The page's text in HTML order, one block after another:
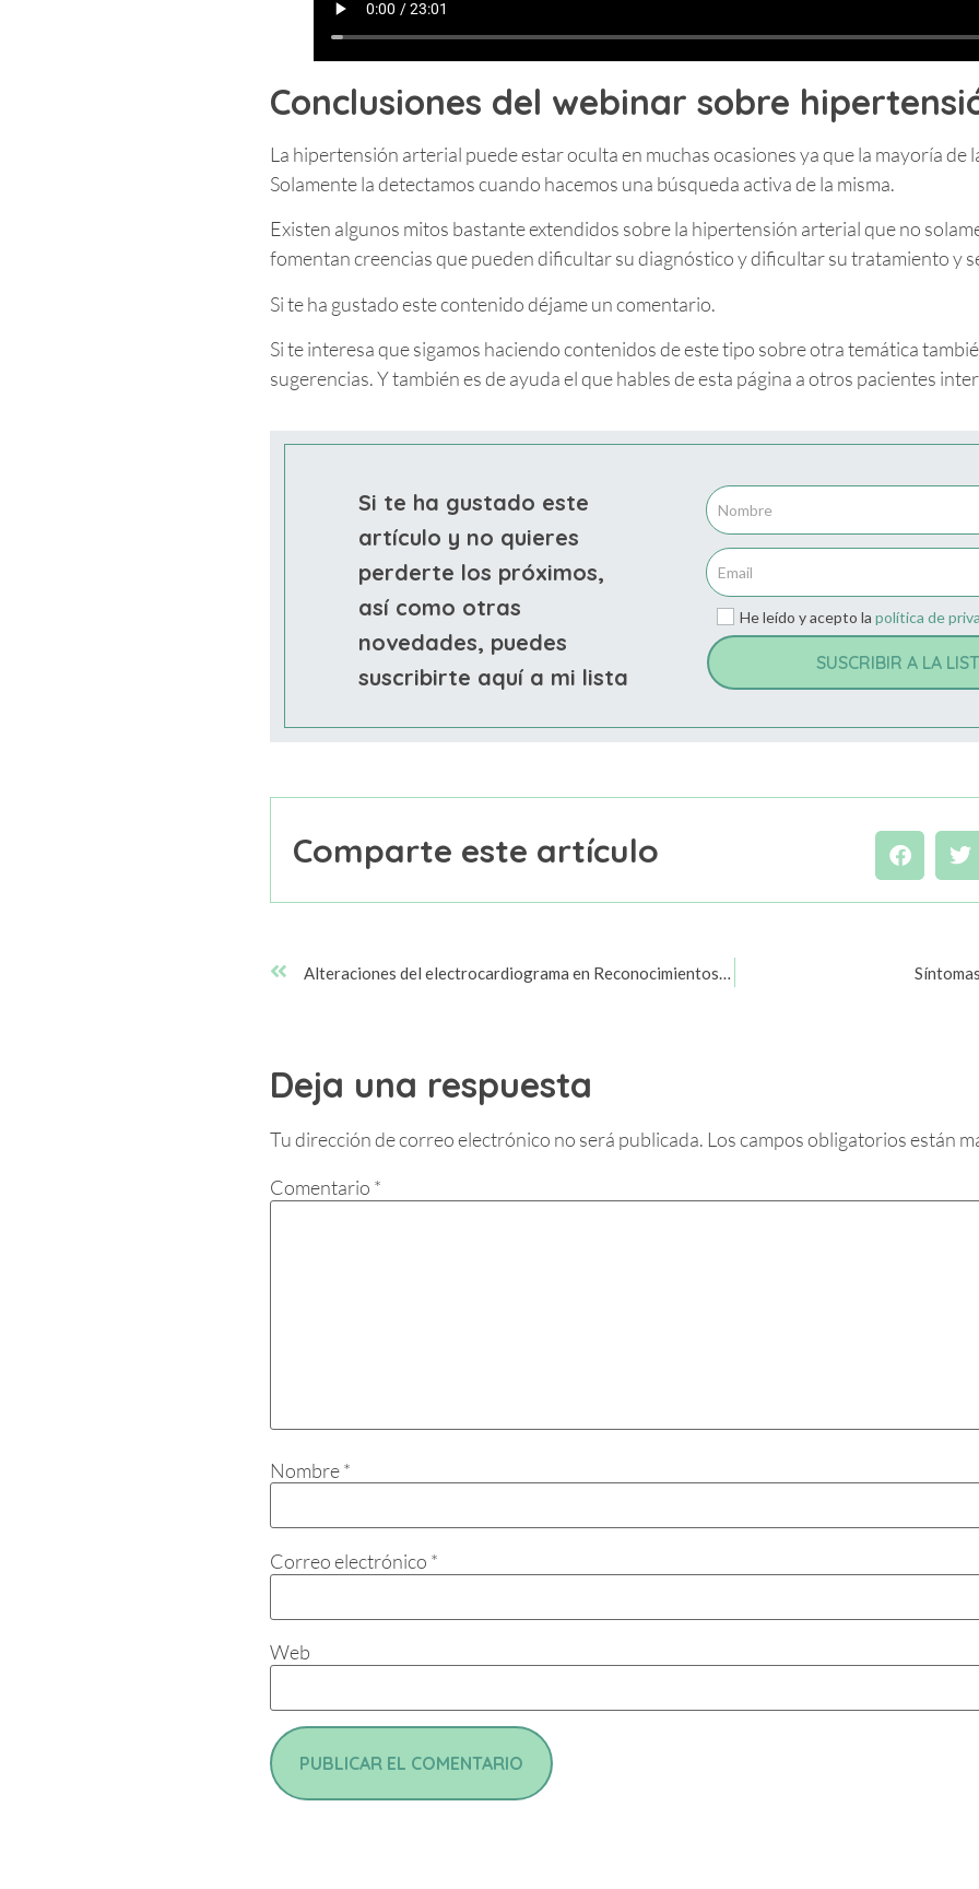
Conclusiones del webinar sobre
La hipertensión arterial puede estar oculta en muchas ocasiones ya que la mayoría de
Solamente la detectamos cuando hacemos una búsqueda activa de la misma.
Existen algunos mitos bastante extendidos sobre la hipertensión arterial que no
fomentan creencias que pueden dificultar su diagnóstico y dificultar su tratamiento y
Si te ha gustado este contenido déjame un comentario.
Si te interesa que sigamos haciendo contenidos de este tipo sobre otra temática
sugerencias. Y también es de ayuda el que hables de esta página a otros pacientes
Si te ha gustado este
artículo y no quieres
perderte los próximos,
así como otras
novedades, puedes
suscribirte aquí a mi lista
He leído y acepto la política de
SUSCRIBIR A LA
Comparte este artículo
Alteraciones del electrocardiograma en Reconocimientos Médicos
Deja una respuesta
Tu dirección de correo electrónico no será publicada. Los campos obligatorios están
Comentario *
Nombre*
Correo electrónico *
Web